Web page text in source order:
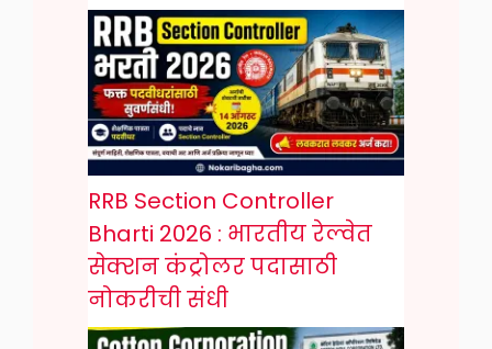
RRB Section Controller
Bharti 2026 : भारतीय रेल्वेत
सेक्शन कंट्रोलर पदासाठी
नोकरीची संधी